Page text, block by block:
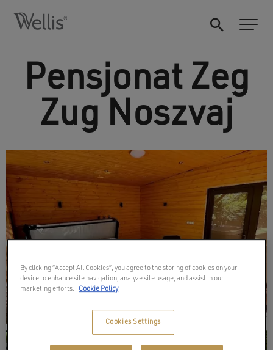
Pensjonat Zeg
Zug Noszvaj
By clicking “Accept All Cookies”, you agree to the storing of cookies on your
device to enhance site navigation, analyze site usage, and assist in our
marketing efforts.
Cookie Policy
Cookies Settings